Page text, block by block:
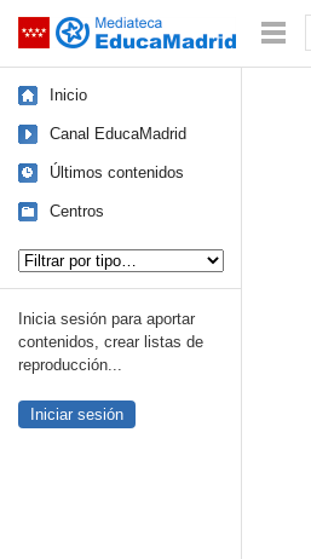
Saltar navegación
Inicio
Canal EducaMadrid
Últimos contenidos
Centros
Inicia sesión para aportar
contenidos, crear listas de
reproducción...
Iniciar sesión